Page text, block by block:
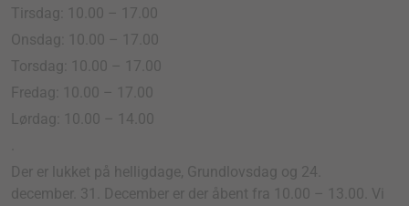
Tirsdag: 10.00 – 17.00
Onsdag: 10.00 – 17.00
Torsdag: 10.00 – 17.00
Fredag: 10.00 – 17.00
Lørdag: 10.00 – 14.00
Der er lukket på helligdage, Grundlovsdag og 24.
december. 31. December er der åbent fra 10.00 – 13.00. Vi